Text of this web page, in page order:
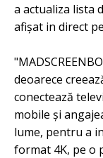
a actualiza lista
afișat in direct
deoarece
conectează
mobile și
lume, pentru a
format 4K, pe o